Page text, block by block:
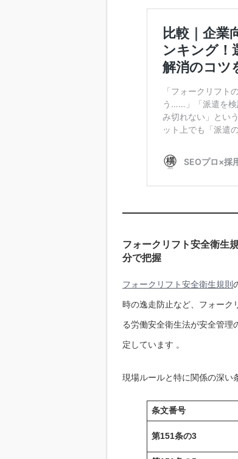
フォークリフト安全衛生
分で把握
フォークリフト安全衛生規則
時の逸走防止など、フォーク
る労働安全衛生法が安全管理
定しています 。
現場ルールと特に関係の深い
条文番号
第151条の3